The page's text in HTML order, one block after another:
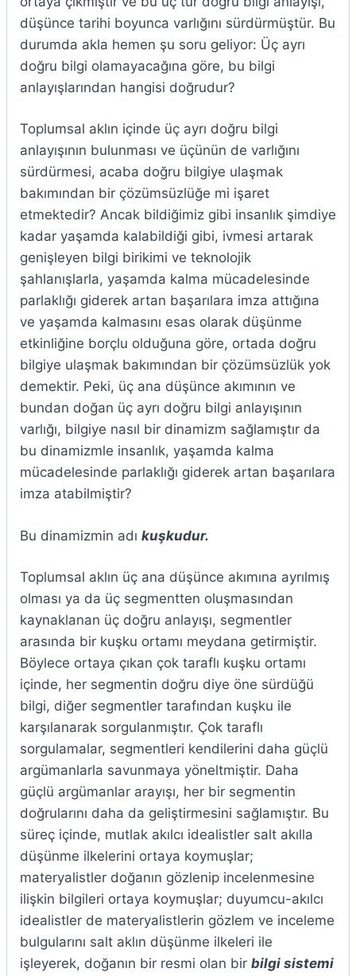
düşünce tarihi boyunca varlığını sürdürmüştür. Bu
durumda akla hemen şu soru geliyor: Üç ayrı
doğru bilgi olamayacağına göre, bu bilgi
anlayışlarından hangisi doğrudur?
Toplumsal aklın içinde üç ayrı doğru bilgi
anlayışının bulunması ve üçünün de varlığını
sürdürmesi, acaba doğru bilgiye ulaşmak
bakımından bir çözümsüzlüğe mi işaret
etmektedir? Ancak bildiğimiz gibi insanlık şimdiye
kadar yaşamda kalabildiği gibi, ivmesi artarak
genişleyen bilgi birikimi ve teknolojik
şahlanışlarla, yaşamda kalma mücadelesinde
parlaklığı giderek artan başarılara imza attığına
ve yaşamda kalmasını esas olarak düşünme
etkinliğine borçlu olduğuna göre, ortada doğru
bilgiye ulaşmak bakımından bir çözümsüzlük yok
demektir. Peki, üç ana düşünce akımının ve
bundan doğan üç ayrı doğru bilgi anlayışının
varlığı, bilgiye nasıl bir dinamizm sağlamıştır da
bu dinamizmle insanlık, yaşamda kalma
mücadelesinde parlaklığı giderek artan başarılara
imza atabilmiştir?
Bu dinamizmin adı kuşkudur.
Toplumsal aklın üç ana düşünce akımına ayrılmış
olması ya da üç segmentten oluşmasından
kaynaklanan üç doğru anlayışı, segmentler
arasında bir kuşku ortamı meydana getirmiştir.
Böylece ortaya çıkan çok taraflı kuşku ortamı
içinde, her segmentin doğru diye öne sürdüğü
bilgi, diğer segmentler tarafından kuşku ile
karşılanarak sorgulanmıştır. Çok taraflı
sorgulamalar, segmentleri kendilerini daha güçlü
argümanlarla savunmaya yöneltmiştir. Daha
güçlü argümanlar arayışı, her bir segmentin
doğrularını daha da geliştirmesini sağlamıştır. Bu
süreç içinde, mutlak akılcı idealistler salt akılla
düşünme ilkelerini ortaya koymuşlar;
materyalistler doğanın gözlenip incelenmesine
ilişkin bilgileri ortaya koymuşlar; duyumcu-akılcı
idealistler de materyalistlerin gözlem ve inceleme
bulgularını salt aklın düşünme ilkeleri ile
işleyerek, doğanın bir resmi olan bir bilgi sistemi